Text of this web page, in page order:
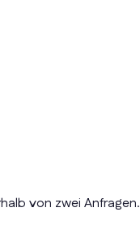
von zwei Anfragen.